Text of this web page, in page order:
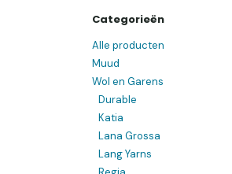
Categorieën
Alle producten
Muud
Wol en Garens
Durable
Katia
Lana Grossa
Lang Yarns